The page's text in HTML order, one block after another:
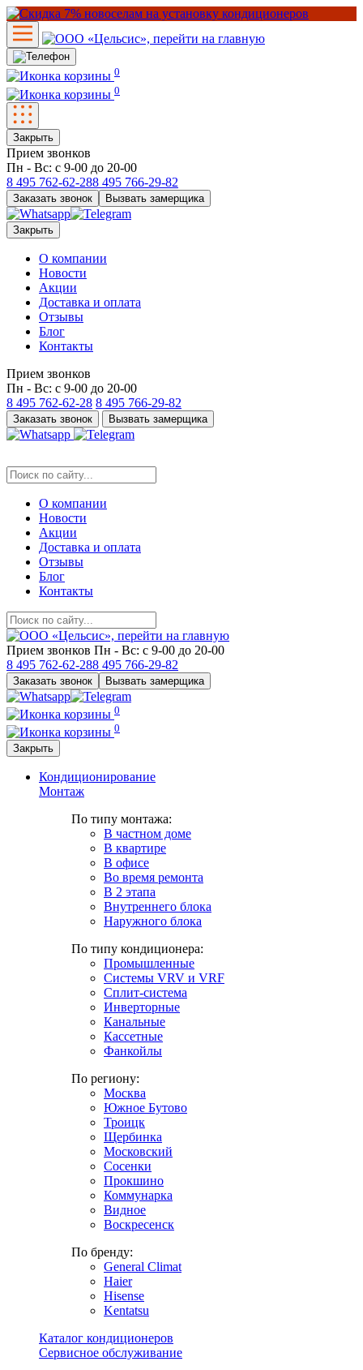
0
0
Закрыть
Прием звонков
Пн - Вс: с 9-00 до 20-00
8 495 762-62-288 495 766-29-82
Заказать звонок Вызвать замерщика
Закрыть
О компании
Новости
Акции
Доставка и оплата
Отзывы
Блог
Контакты
Прием звонков
Пн - Вс: с 9-00 до 20-00
8 495 762-62-28 8 495 766-29-82
Заказать звонок Вызвать замерщика
О компании
Новости
Акции
Доставка и оплата
Отзывы
Блог
Контакты
Прием звонков Пн - Вс: с 9-00 до 20-00
8 495 762-62-288 495 766-29-82
Заказать звонок Вызвать замерщика
0
0
Закрыть
Кондиционирование
Монтаж
По типу монтажа:
В частном доме
В квартире
В офисе
Во время ремонта
В 2 этапа
Внутреннего блока
Наружного блока
По типу кондиционера:
Промышленные
Системы VRV и VRF
Сплит-система
Инверторные
Канальные
Кассетные
Фанкойлы
По региону:
Москва
Южное Бутово
Троицк
Щербинка
Московский
Сосенки
Прокшино
Коммунарка
Видное
Воскресенск
По бренду:
General Climat
Haier
Hisense
Kentatsu
Каталог кондиционеров
Сервисное обслуживание